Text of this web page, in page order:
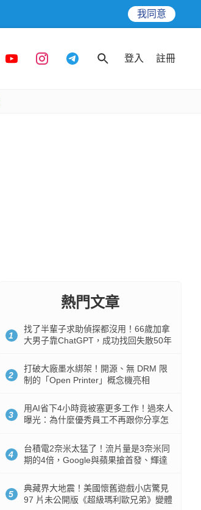
我同意
登入 註冊
熱門文章
1
找了半輩子求助偵探都沒用！66歲加拿
大男子靠ChatGPT，成功找回失散50年
2
打破大廠墨水綁架！開源、無 DRM 限
制的「Open Printer」概念機亮相
3
用AI省下4小時竟被塞更多工作！過來人
曝光：為什麼優秀員工不再跟你分享怎
4
台積電2奈米太猛了！流片量是3奈米同
期的4倍，Google與蘋果搶首發、輝達
5
典藏界大地震！美國懷舊遊戲小店驚見
97 片未公開版《超級瑪利歐兄弟》變體